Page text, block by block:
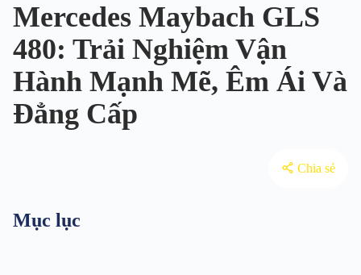
Mercedes Maybach GLS
480: Trải Nghiệm Vận
Hành Mạnh Mẽ, Êm Ái Và
Đẳng Cấp
Chia sẻ
Mục lục